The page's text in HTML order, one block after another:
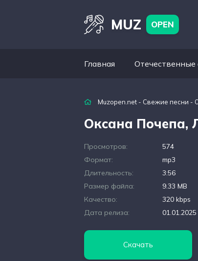
MUZ OPEN
Главная Отечественные
Muzopen.net - Свежие песни -
Оксана Почепа,
Просмотров:
574
Формат:
mp3
Длительность:
3:56
Размер файла:
9.33 MB
Качество:
320 kbps
Дата релиза:
01.01.2025
Скачать